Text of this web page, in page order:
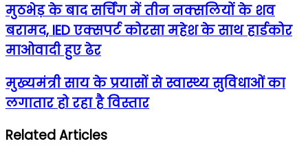
मुठभेड़ के बाद सर्चिंग में तीन नक्सलियों के शव
बरामद, IED एक्सपर्ट कोरसा महेश के साथ हार्डकोर
माओवादी हुए ढेर
मुख्यमंत्री साय के प्रयासों से स्वास्थ्य सुविधाओं का
लगातार हो रहा है विस्तार
Related Articles